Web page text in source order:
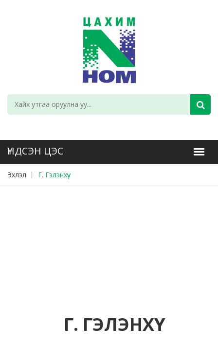
Эхлэл Г. Гэлэнхүү
Г. ГЭЛЭНХҮҮ